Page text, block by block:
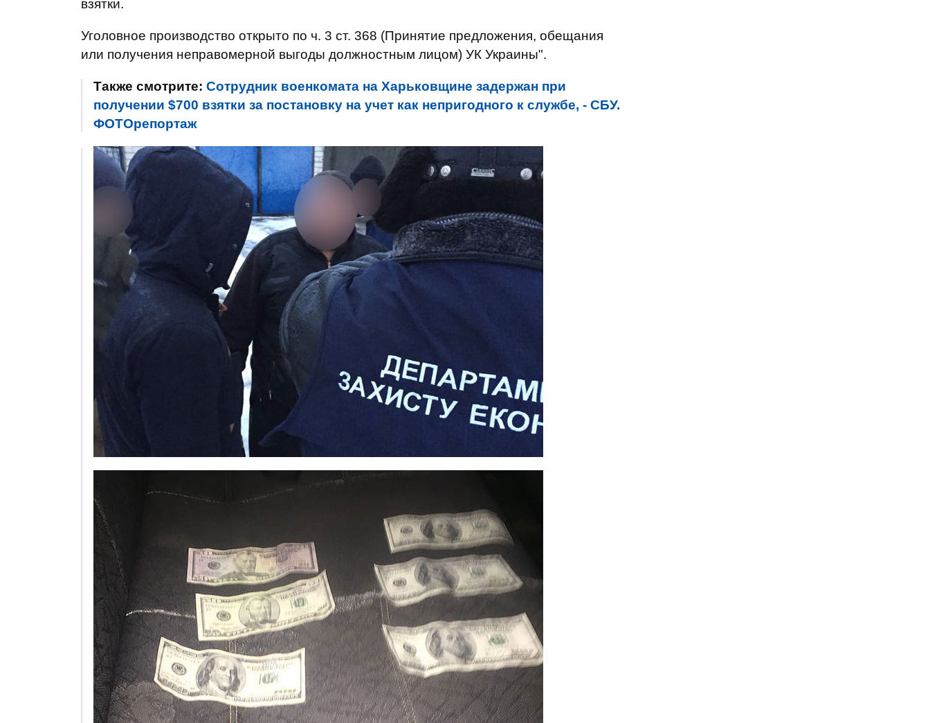
взятки.
Уголовное производство открыто по ч. 3 ст. 368 (Принятие предложения, обещания
или получения неправомерной выгоды должностным лицом) УК Украины".
Также смотрите: Сотрудник военкомата на Харьковщине задержан при
получении $700 взятки за постановку на учет как непригодного к службе, - СБУ.
ФОТОрепортаж